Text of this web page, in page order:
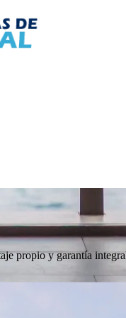
propio y garantía